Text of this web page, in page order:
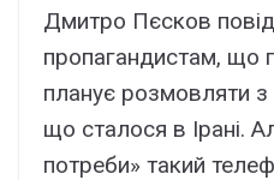
Дмитро Пєсков
пропагандистам, що
планує розмовляти
що сталося в Ірані.
потреби» такий